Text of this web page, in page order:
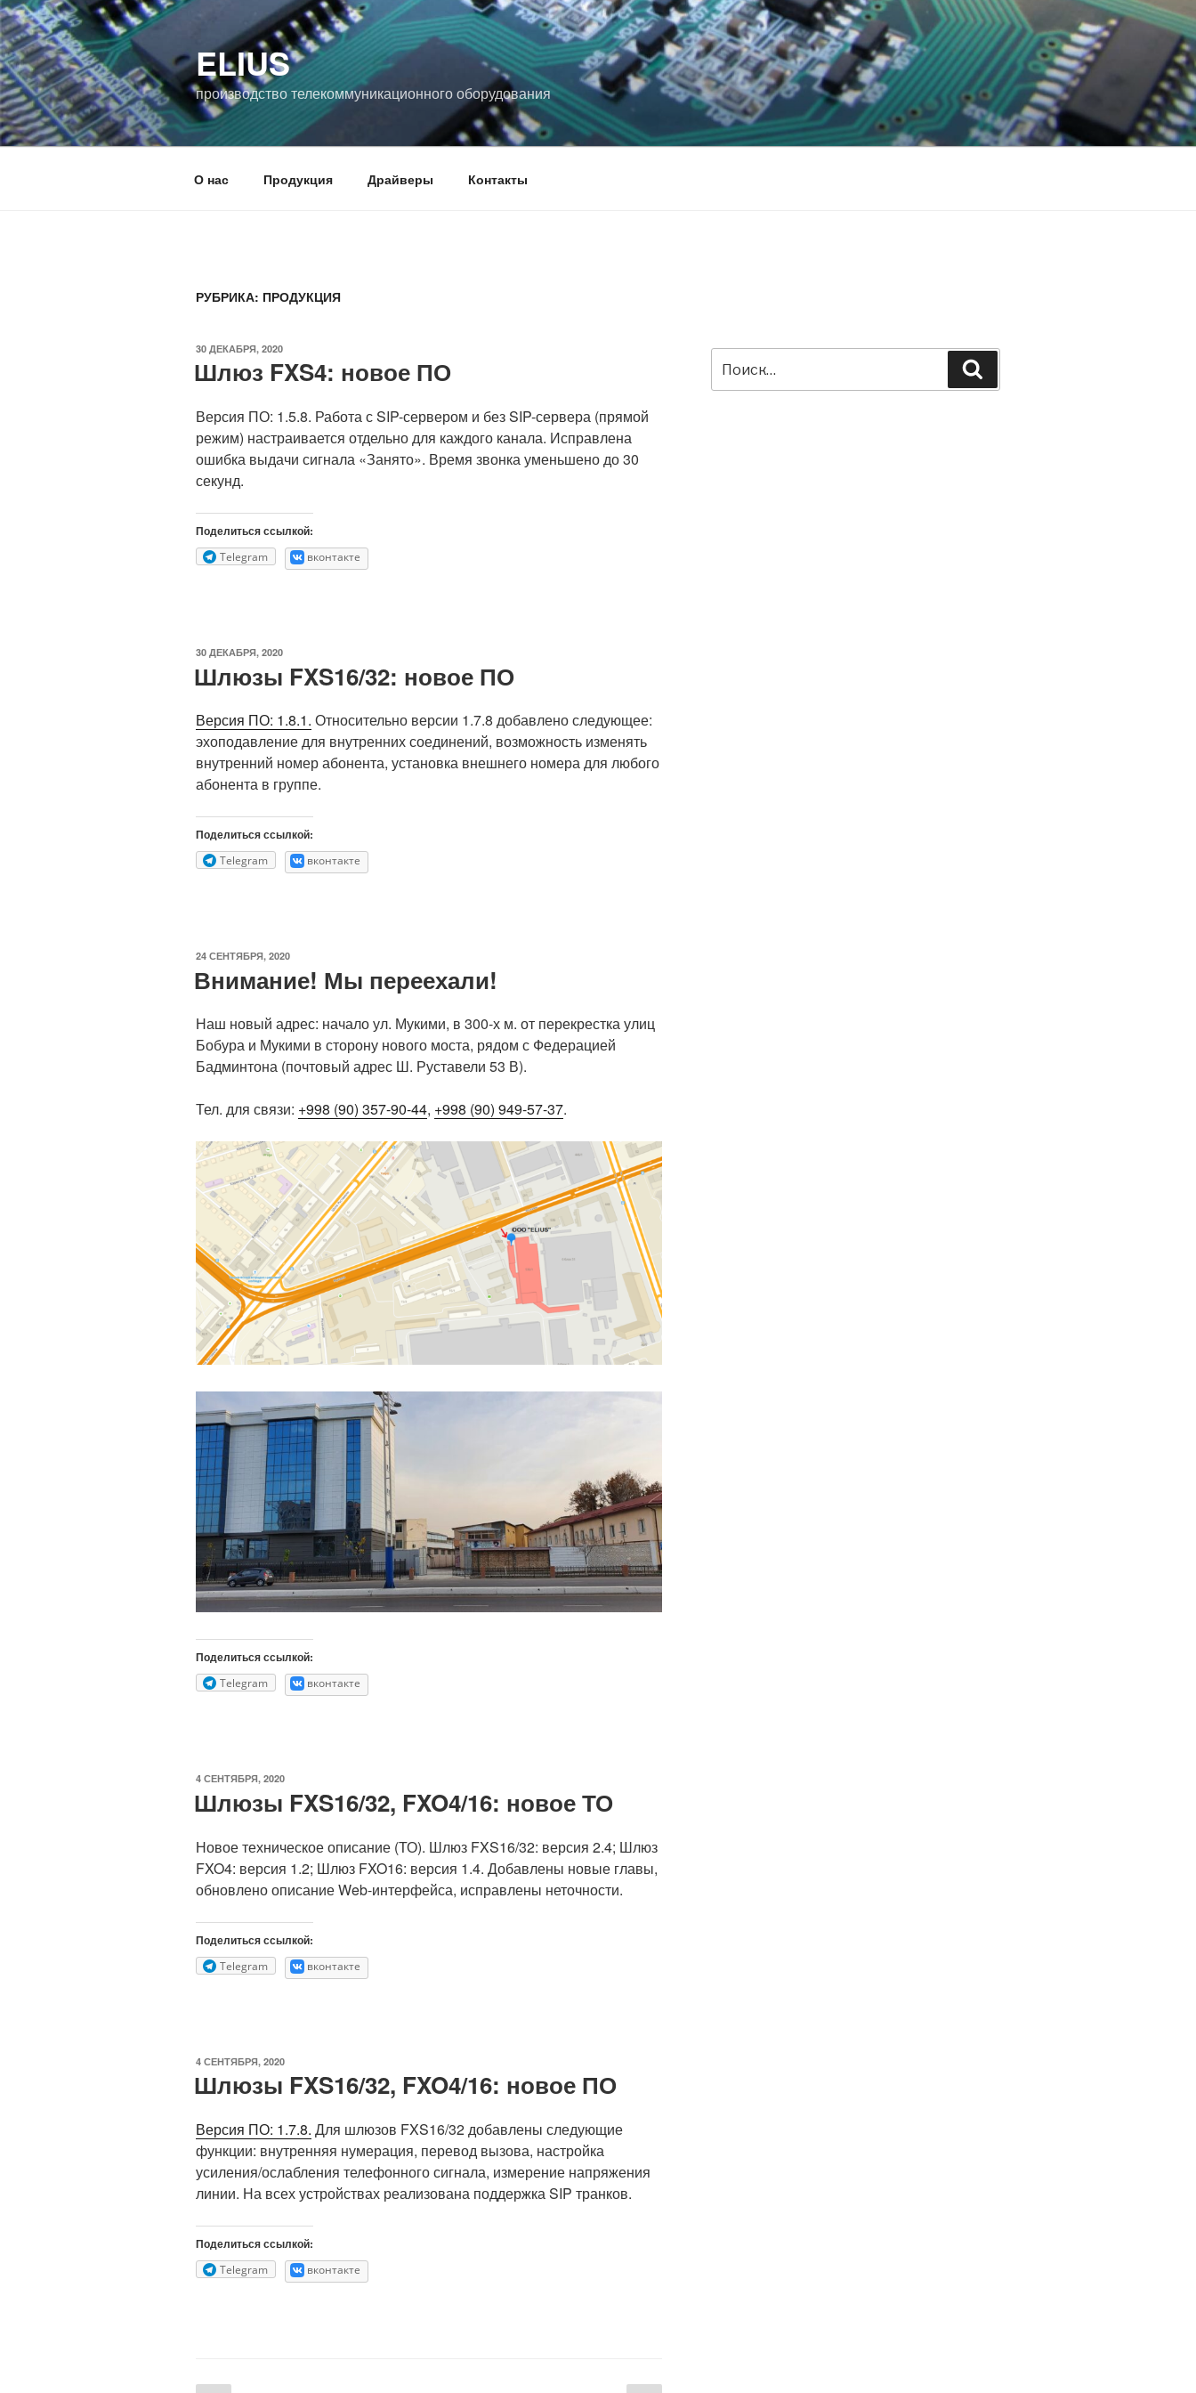
Перейти
к
содержимому
ELIUS
производство телекоммуникационного оборудования
О нас Продукция Драйверы Контакты
РУБРИКА: ПРОДУКЦИЯ
ОПУБЛИКОВАНО
30 ДЕКАБРЯ, 2020
Шлюз FXS4: новое ПО
Версия ПО: 1.5.8. Работа с SIP-сервером и без SIP-сервера (прямой
режим) настраивается отдельно для каждого канала. Исправлена
ошибка выдачи сигнала «Занято». Время звонка уменьшено до 30
секунд.
Поделиться ссылкой:
Telegram вконтакте
ОПУБЛИКОВАНО
30 ДЕКАБРЯ, 2020
Шлюзы FXS16/32: новое ПО
Версия ПО: 1.8.1. Относительно версии 1.7.8 добавлено следующее:
эхоподавление для внутренних соединений, возможность изменять
внутренний номер абонента, установка внешнего номера для любого
абонента в группе.
Поделиться ссылкой:
Telegram вконтакте
ОПУБЛИКОВАНО
24 СЕНТЯБРЯ, 2020
Внимание! Мы переехали!
Наш новый адрес: начало ул. Мукими, в 300-х м. от перекрестка улиц
Бобура и Мукими в сторону нового моста, рядом с Федерацией
Бадминтона (почтовый адрес Ш. Руставели 53 В).
Тел. для связи: +998 (90) 357-90-44, +998 (90) 949-57-37.
Поделиться ссылкой:
Telegram вконтакте
ОПУБЛИКОВАНО
4 СЕНТЯБРЯ, 2020
Шлюзы FXS16/32, FXO4/16: новое ТО
Новое техническое описание (ТО). Шлюз FXS16/32: версия 2.4; Шлюз
FXO4: версия 1.2; Шлюз FXO16: версия 1.4. Добавлены новые главы,
обновлено описание Web-интерфейса, исправлены неточности.
Поделиться ссылкой:
Telegram вконтакте
ОПУБЛИКОВАНО
4 СЕНТЯБРЯ, 2020
Шлюзы FXS16/32, FXO4/16: новое ПО
Версия ПО: 1.7.8. Для шлюзов FXS16/32 добавлены следующие
функции: внутренняя нумерация, перевод вызова, настройка
усиления/ослабления телефонного сигнала, измерение напряжения
линии. На всех устройствах реализована поддержка SIP транков.
Поделиться ссылкой:
Telegram вконтакте